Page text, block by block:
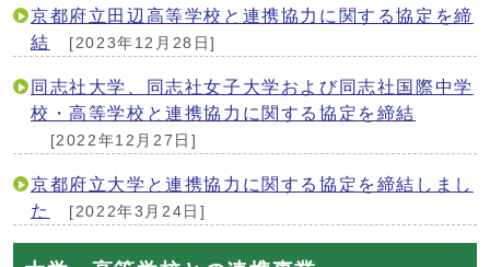
京都府立田辺高等学校と連携協力に関する協定を締
結
[2023年12月28日]
同志社大学、同志社女子大学および同志社国際中学
校・高等学校と連携協力に関する協定を締結
[2022年12月27日]
京都府立大学と連携協力に関する協定を締結しまし
た
[2022年3月24日]